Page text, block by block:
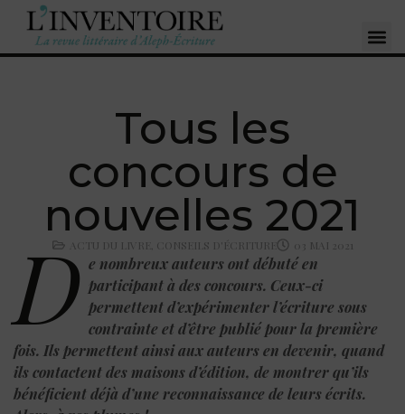
Tous les
concours de
nouvelles 2021
ACTU DU LIVRE CONSEILS D'ÉCRITURE 03 MAI 2021
D e nombreux auteurs ont débuté en
participant à des concours. Ceux-ci
permettent d’expérimenter l’écriture sous
contrainte et d’être publié pour la première
fois. Ils permettent ainsi aux auteurs en devenir, quand
ils contactent des maisons d’édition, de montrer qu’ils
bénéficient déjà d’une reconnaissance de leurs écrits.